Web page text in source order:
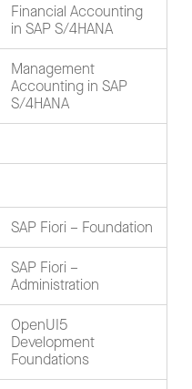
Financial Accounting
in SAP S/4HANA
Management
Accounting in SAP
S/4HANA
SAP Fiori – Foundation
SAP Fiori –
Administration
OpenUI5
Development
Foundations